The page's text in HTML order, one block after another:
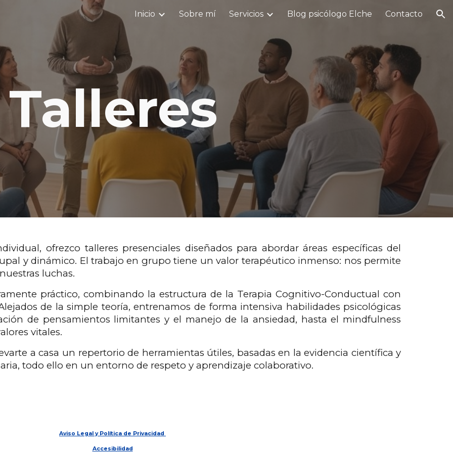
to main content Skip to navigation
Inicio Sobre mí Servicios Blog psicólogo Elche Contacto
Talleres
ofrezco talleres presenciales diseñados para abordar áreas específicas del
y dinámico. El trabajo en grupo tiene un valor terapéutico inmenso: nos permite
luchas.
práctico, combinando la estructura de la Terapia Cognitivo-Conductual con
de la simple teoría, entrenamos de forma intensiva habilidades psicológicas
de pensamientos limitantes y el manejo de la ansiedad, hasta el mindfulness
vitales.
a casa un repertorio de herramientas útiles, basadas en la evidencia científica y
todo ello en un entorno de respeto y aprendizaje colaborativo.
Aviso Legal y Política de Privacidad
Accesibilidad